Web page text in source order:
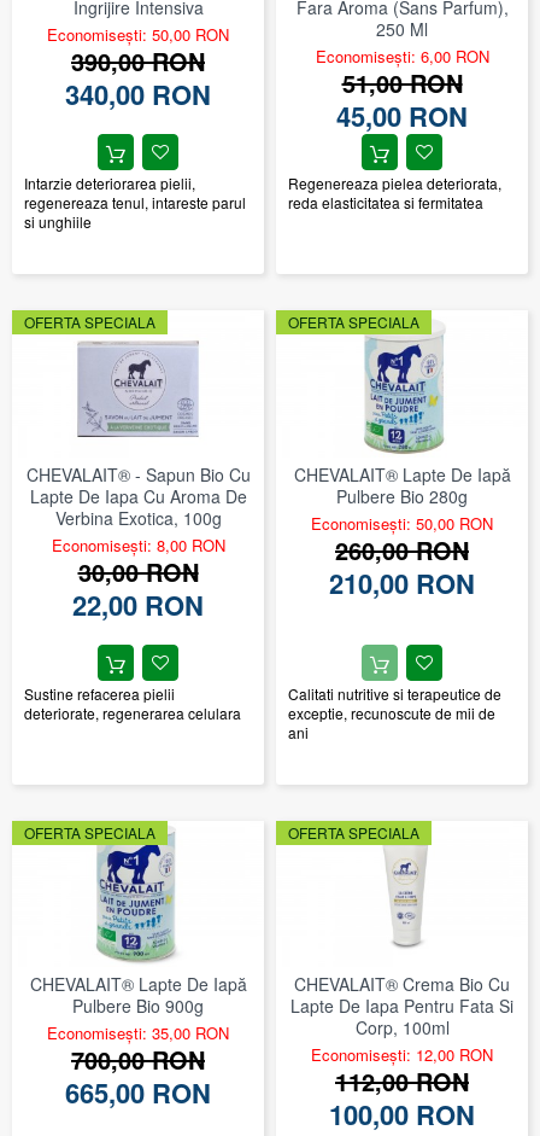
Ingrijire Intensiva
Economisești: 50,00 RON
390,00 RON
340,00 RON
Intarzie deteriorarea pielii,
regenereaza tenul, intareste parul
si unghiile
Fara Aroma (sans Parfum),
250 Ml
Economisești: 6,00 RON
51,00 RON
45,00 RON
Regenereaza pielea deteriorata,
reda elasticitatea si fermitatea
OFERTA SPECIALA
CHEVALAIT® - Sapun Bio Cu
Lapte De Iapa Cu Aroma De
Verbina Exotica, 100g
Economisești: 8,00 RON
30,00 RON
22,00 RON
Sustine refacerea pielii
deteriorate, regenerarea celulara
OFERTA SPECIALA
CHEVALAIT® Lapte De Iapă
Pulbere Bio 280g
Economisești: 50,00 RON
260,00 RON
210,00 RON
Calitati nutritive si terapeutice de
exceptie, recunoscute de mii de
ani
OFERTA SPECIALA
CHEVALAIT® Lapte De Iapă
Pulbere Bio 900g
Economisești: 35,00 RON
700,00 RON
665,00 RON
OFERTA SPECIALA
CHEVALAIT® Crema Bio Cu
Lapte De Iapa Pentru Fata Si
Corp, 100ml
Economisești: 12,00 RON
112,00 RON
100,00 RON